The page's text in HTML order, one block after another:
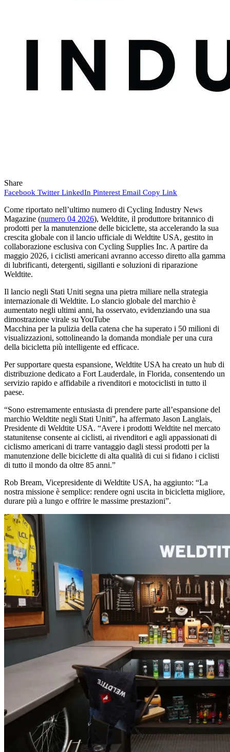
Share
Facebook Twitter LinkedIn Pinterest Email Copy Link
Come riportato nell’ultimo numero di Cycling Industry News
Magazine (numero 04 2026), Weldtite, il produttore britannico di
prodotti per la manutenzione delle biciclette, sta accelerando la sua
crescita globale con il lancio ufficiale di Weldtite USA, gestito in
collaborazione esclusiva con Cycling Supplies Inc. A partire da
maggio 2026, i ciclisti americani avranno accesso diretto alla gamma
di lubrificanti, detergenti, sigillanti e soluzioni di riparazione
Weldtite.
Il lancio negli Stati Uniti segna una pietra miliare nella strategia
internazionale di Weldtite. Lo slancio globale del marchio è
aumentato negli ultimi anni, ha osservato, evidenziando una sua
dimostrazione virale su YouTube
Macchina per la pulizia della catena che ha superato i 50 milioni di
visualizzazioni, sottolineando la domanda mondiale per una cura
della bicicletta più intelligente ed efficace.
Per supportare questa espansione, Weldtite USA ha creato un hub di
distribuzione dedicato a Fort Lauderdale, in Florida, consentendo un
servizio rapido e affidabile a rivenditori e motociclisti in tutto il
paese.
“Sono estremamente entusiasta di prendere parte all’espansione del
marchio Weldtite negli Stati Uniti”, ha affermato Jason Langlais,
Presidente di Weldtite USA. “Avere i prodotti Weldtite nel mercato
statunitense consente ai ciclisti, ai rivenditori e agli appassionati di
ciclismo americani di trarre vantaggio dagli stessi prodotti per la
manutenzione delle biciclette di alta qualità di cui si fidano i ciclisti
di tutto il mondo da oltre 85 anni.”
Rob Bream, Vicepresidente di Weldtite USA, ha aggiunto: “La
nostra missione è semplice: rendere ogni uscita in bicicletta migliore,
durare più a lungo e offrire le massime prestazioni”.